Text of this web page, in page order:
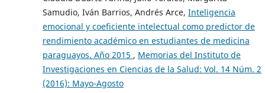
Samudio, Iván Barrios, Andrés Arce, Inteligencia
emocional y coeficiente intelectual como predictor de
rendimiento académico en estudiantes de medicina
paraguayos. Año 2015 , Memorias del Instituto de
Investigaciones en Ciencias de la Salud: Vol. 14 Núm. 2
(2016): Mayo-Agosto